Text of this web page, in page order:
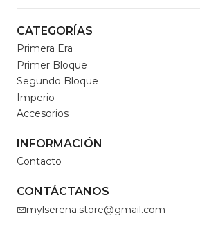
CATEGORÍAS
Primera Era
Primer Bloque
Segundo Bloque
Imperio
Accesorios
INFORMACIÓN
Contacto
CONTÁCTANOS
mylserena.store@gmail.com